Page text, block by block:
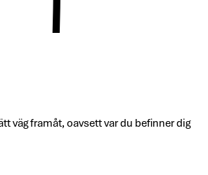
väg framåt, oavsett var du befinner dig